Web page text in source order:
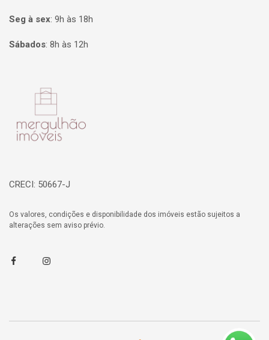
Seg à sex: 9h às 18h
Sábados: 8h às 12h
CRECI: 50667-J
Os valores, condições e disponibilidade dos imóveis estão sujeitos a
alterações sem aviso prévio.
FacebookInstagram